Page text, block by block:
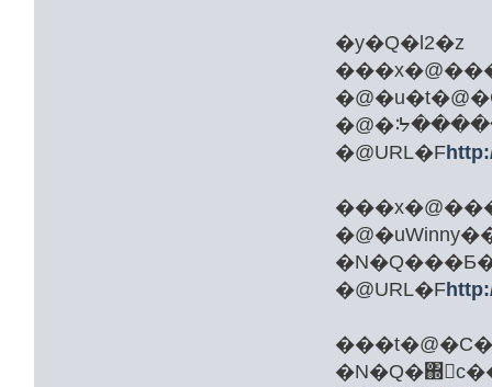
�y�Q�l2�z
�@URL�F
�@URL�F